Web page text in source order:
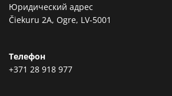
Юридический адрес
Čiekuru 2A, Ogre, LV-5001
Телефон
+371 28 918 977